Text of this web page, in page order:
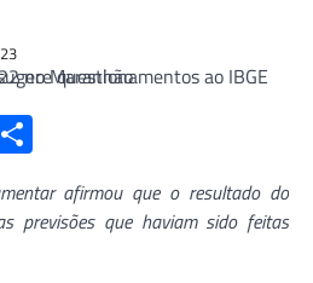
afirmou que o resultado do
previsões que haviam sido feitas